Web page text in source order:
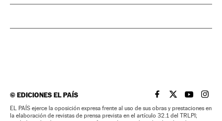
©EDICIONES EL PAÍS EL PAÍS BRASIL EN
EL PAÍSEL PAÍS
EL
EL PAÍS ejerce la oposición expresa frente al uso de sus obras y prestaciones en
la elaboración de revistas de prensa prevista en el artículo 32.1 del TRLPI;